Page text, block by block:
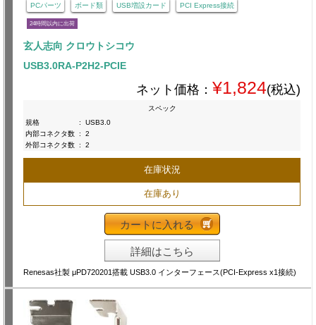
PCパーツ ボード類 USB増設カード PCI Express接続
24時間以内に出荷
玄人志向 クロウトシコウ
USB3.0RA-P2H2-PCIE
ネット価格： ¥1,824(税込)
スペック
規格
:
USB3.0
内部コネクタ数 :
2
外部コネクタ数 : 2
在庫状況
在庫あり
カートに入れる
詳細はこちら
Renesas社製 μPD720201搭載 USB3.0 インターフェース(PCI-Express x1接続)